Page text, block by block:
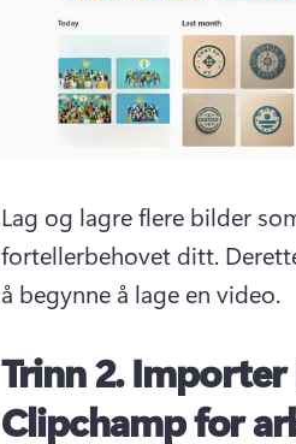
Lag og lagre flere bilder
fortellerbehovet ditt.
å begynne å lage en video.
Trinn 2.Importer
Clipchamp for